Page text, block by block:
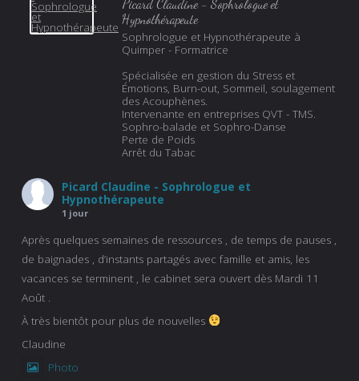
Picard Claudine - Sophrologue et
Hypnothérapeute
Sophrologue et Hypnothérapeute à
Quimper - Formatrice
Spécialisée en gestion du Stress et
Émotions, Burn-out, Sommeil, soulagement
des Acouphènes.
Intervenante en entreprises QVT - TMS.
Sophro-balade et Sophro-Danse
Perte de Poids
Arrêt du Tabac
Picard Claudine - Sophrologue et
Hypnothérapeute
1 jour
Après quelques semaines de ressources , de temps de pauses ,
de baignades , d’instants partagés avec famille et amis, les
vacances se terminent , le cabinet sera ouvert dès Mardi 11
Août .
À très bientôt pour plus de nouvelles
Claudine
Photo